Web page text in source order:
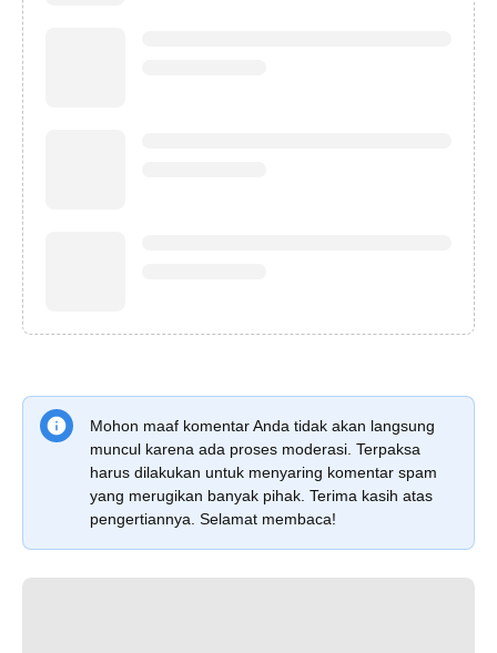
Mohon maaf komentar Anda tidak akan langsung
muncul karena ada proses moderasi. Terpaksa
harus dilakukan untuk menyaring komentar spam
yang merugikan banyak pihak. Terima kasih atas
pengertiannya. Selamat membaca!